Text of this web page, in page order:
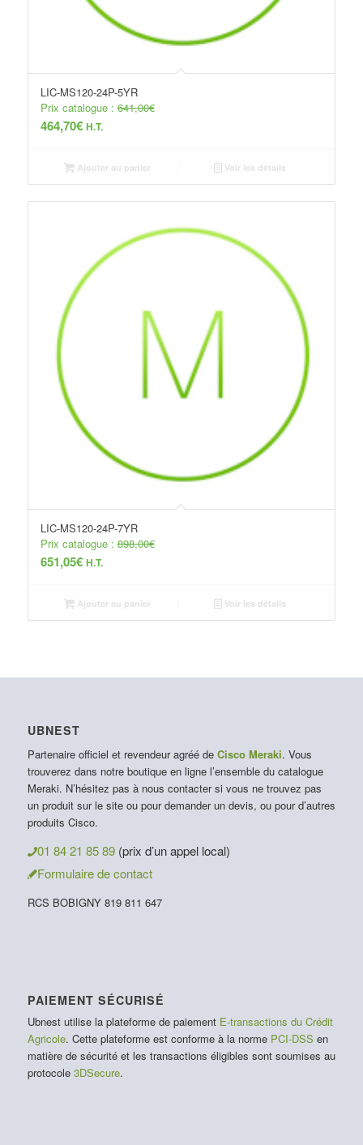
LIC-MS120-24P-5YR
Prix catalogue :641,00€
464,70€ H.T.
Ajouter au panier Voir les détails
LIC-MS120-24P-7YR
Prix catalogue :898,00€
651,05€ H.T.
Ajouter au panier Voir les détails
UBNEST
Partenaire officiel et revendeur agréé de Cisco Meraki. Vous
trouverez dans notre boutique en ligne l’ensemble du catalogue
Meraki. N’hésitez pas à nous contacter si vous ne trouvez pas
un produit sur le site ou pour demander un devis, ou pour d’autres
produits Cisco.
01 84 21 85 89 (prix d’un appel local)
Formulaire de contact
RCS BOBIGNY 819 811 647
PAIEMENT SÉCURISÉ
Ubnest utilise la plateforme de paiement E-transactions du Crédit
Agricole. Cette plateforme est conforme à la norme PCI-DSS en
matière de sécurité et les transactions éligibles sont soumises au
protocole 3DSecure.